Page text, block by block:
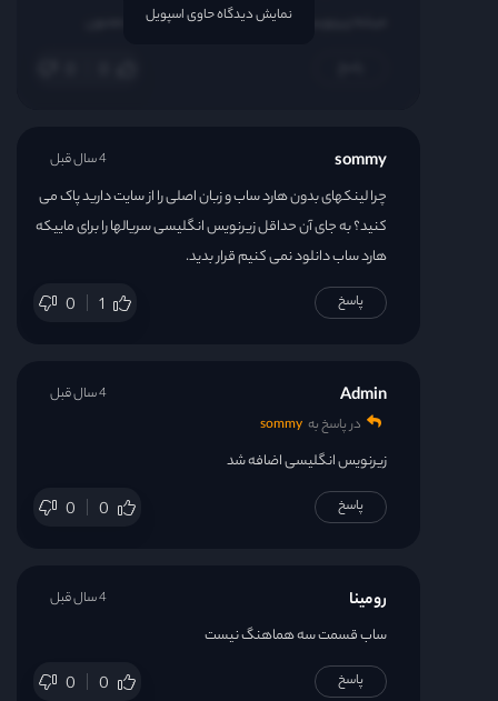
میشه زیرنویس فارسی رو زیر خود فیلم قرار بدید ممنون
نمایش دیدگاه حاوی اسپویل
sommy
چرا لینکهای بدون هارد ساب و زبان اصلی را از سایت دارید پاک می
کنید؟ به جای آن حداقل زیرنویس انگلیسی سریالها را برای ماییکه
هارد ساب دانلود نمی کنیم قرار بدید.
0 1
4 سال قبل
پاسخ
Admin
در پاسخ به sommy
زیرنویس انگلیسی اضافه شد
0 0
4 سال قبل
پاسخ
رومینا
ساب قسمت سه هماهنگ نیست
0 0
4 سال قبل
پاسخ